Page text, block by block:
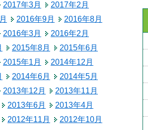
2017年3月
2017年2月
2016年9月
2016年8月
2016年3月
2016年2月
2015年8月
2015年6月
2015年1月
2014年12月
2014年6月
2014年5月
2013年12月
2013年11月
2013年6月
2013年4月
2012年11月
2012年10月